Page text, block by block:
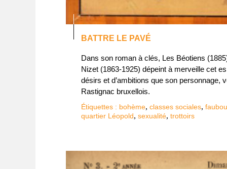
BATTRE LE PAVÉ
Dans son roman à clés, Les Béotiens
Nizet (1863-1925) dépeint à merveille cet
désirs et d’ambitions que son personnage,
Rastignac bruxellois.
Étiquettes : bohème, classes sociales,
quartier Léopold, sexualité, trottoirs